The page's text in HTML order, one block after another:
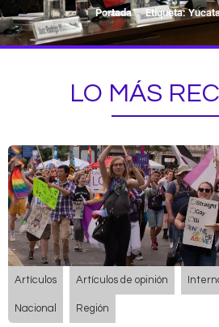
Portada Etiqueta:
LO MÁS
Artículos Artículos de opinión
Nacional Región